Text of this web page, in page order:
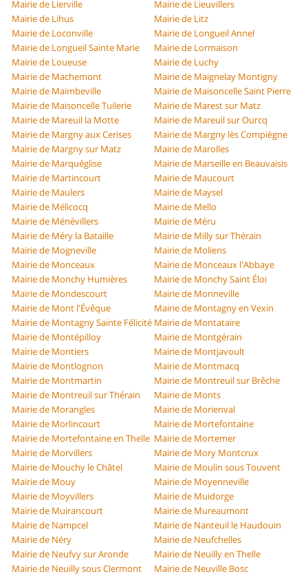
Mairie de Lierville
Mairie de Lieuvillers
Mairie de Lihus
Mairie de Litz
Mairie de Loconville
Mairie de Longueil Annel
Mairie de Longueil Sainte Marie
Mairie de Lormaison
Mairie de Loueuse
Mairie de Luchy
Mairie de Machemont
Mairie de Maignelay Montigny
Mairie de Maimbeville
Mairie de Maisoncelle Saint Pierre
Mairie de Maisoncelle Tuilerie
Mairie de Marest sur Matz
Mairie de Mareuil la Motte
Mairie de Mareuil sur Ourcq
Mairie de Margny aux Cerises
Mairie de Margny lès Compiègne
Mairie de Margny sur Matz
Mairie de Marolles
Mairie de Marquéglise
Mairie de Marseille en Beauvaisis
Mairie de Martincourt
Mairie de Maucourt
Mairie de Maulers
Mairie de Maysel
Mairie de Mélicocq
Mairie de Mello
Mairie de Ménévillers
Mairie de Méru
Mairie de Méry la Bataille
Mairie de Milly sur Thérain
Mairie de Mogneville
Mairie de Moliens
Mairie de Monceaux
Mairie de Monceaux l'Abbaye
Mairie de Monchy Humières
Mairie de Monchy Saint Éloi
Mairie de Mondescourt
Mairie de Monneville
Mairie de Mont l'Évêque
Mairie de Montagny en Vexin
Mairie de Montagny Sainte Félicité Mairie de Montataire
Mairie de Montépilloy
Mairie de Montgérain
Mairie de Montiers
Mairie de Montjavoult
Mairie de Montlognon
Mairie de Montmacq
Mairie de Montmartin
Mairie de Montreuil sur Brêche
Mairie de Montreuil sur Thérain
Mairie de Monts
Mairie de Morangles
Mairie de Morienval
Mairie de Morlincourt
Mairie de Mortefontaine
Mairie de Mortefontaine en Thelle Mairie de Mortemer
Mairie de Morvillers
Mairie de Mory Montcrux
Mairie de Mouchy le Châtel
Mairie de Moulin sous Touvent
Mairie de Mouy
Mairie de Moyenneville
Mairie de Moyvillers
Mairie de Muidorge
Mairie de Muirancourt
Mairie de Mureaumont
Mairie de Nampcel
Mairie de Nanteuil le Haudouin
Mairie de Néry
Mairie de Neufchelles
Mairie de Neufvy sur Aronde
Mairie de Neuilly en Thelle
Mairie de Neuilly sous Clermont
Mairie de Neuville Bosc